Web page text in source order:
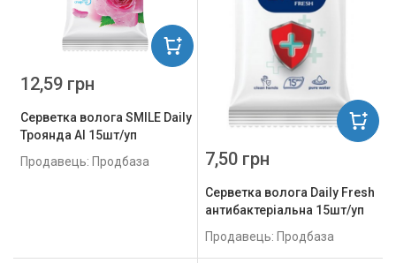
Серветка волога SMILE Daily
Троянда AI 15шт/уп
Продавець: Продбаза
12,59 грн
Серветка волога Daily Fresh
антибактеріальна 15шт/уп
Продавець: Продбаза
7,50 грн